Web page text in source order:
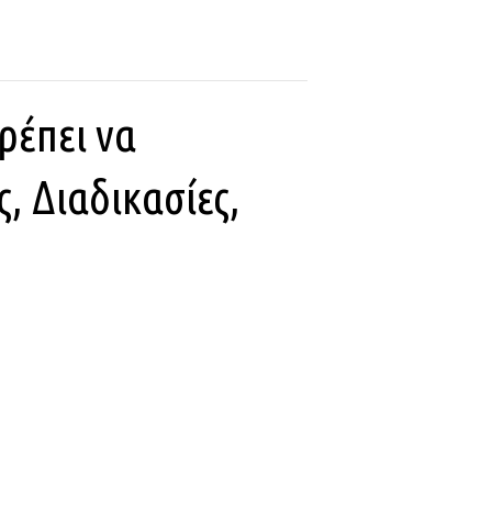
να
Διαδικασίες,